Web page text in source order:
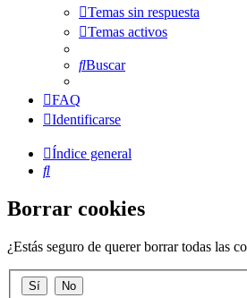
Temas sin respuesta
Temas activos
Buscar
FAQ
Identificarse
Índice general
Buscar
Borrar cookies
¿Estás seguro de querer borrar todas las